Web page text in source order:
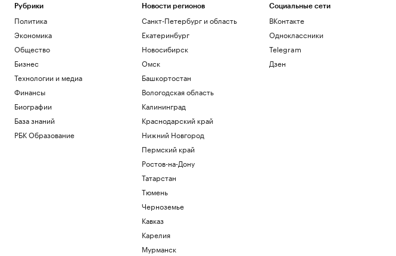
Рубрики
Политика
Экономика
Общество
Бизнес
Технологии и медиа
Финансы
Биографии
База знаний
РБК Образование
Новости регионов
Санкт-Петербург и область
Екатеринбург
Новосибирск
Омск
Башкортостан
Вологодская область
Калининград
Краснодарский край
Нижний Новгород
Пермский край
Ростов-на-Дону
Татарстан
Тюмень
Черноземье
Кавказ
Карелия
Мурманск
Социальные сети
ВКонтакте
Одноклассники
Telegram
Дзен